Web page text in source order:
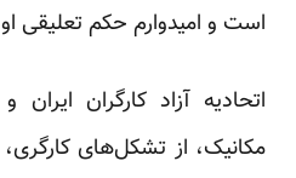
است و امیدوارم حکم تعلیقی او
اتحادیه آزاد کارگران ایران
مکانیک، از تشکل‌های